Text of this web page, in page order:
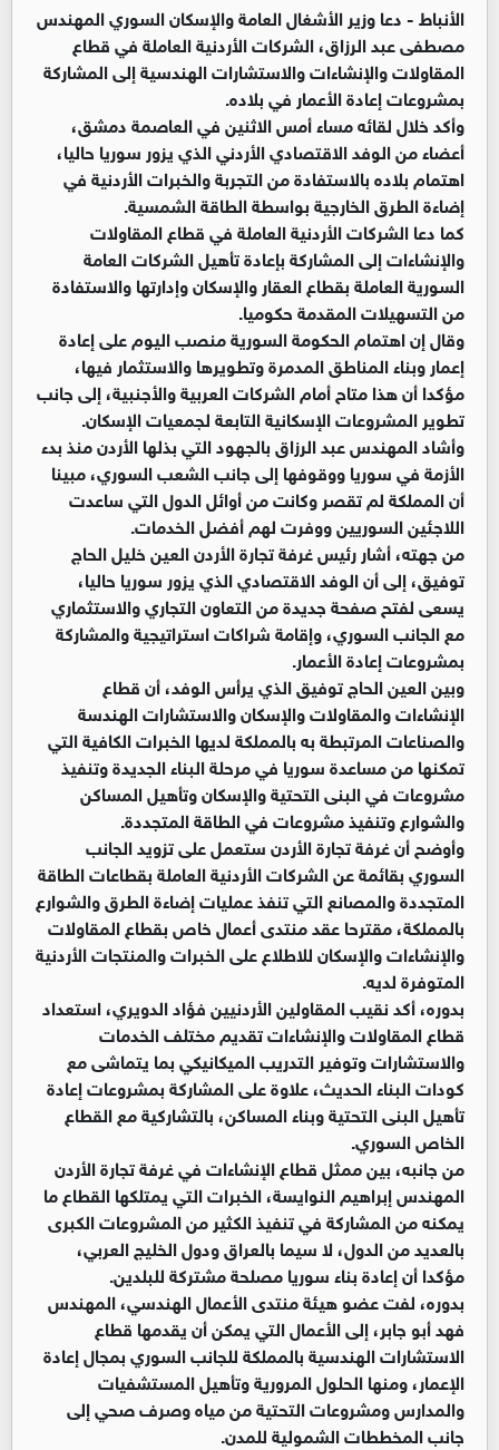
الأنباط -دعا وزير الأشغال العامة والإسكان السوري المهندس
مصطفى عبد الرزاق، الشركات الأردنية العاملة في قطاع
المقاولات والإنشاءات والاستشارات الهندسية إلى المشاركة
بمشروعات إعادة الأعمار في بلاده.
وأكد خلال لقائه مساء أمس الاثنين في العاصمة دمشق،
أعضاء من الوفد الاقتصادي الأردني الذي يزور سوريا حاليا،
اهتمام بلاده بالاستفادة من التجربة والخبرات الأردنية في
إضاءة الطرق الخارجية بواسطة الطاقة الشمسية.
كما دعا الشركات الأردنية العاملة في قطاع المقاولات
والإنشاءات إلى المشاركة بإعادة تأهيل الشركات العامة
السورية العاملة بقطاع العقار والإسكان وإدارتها والاستفادة
من التسهيلات المقدمة حكوميا.
وقال إن اهتمام الحكومة السورية منصب اليوم على إعادة
إعمار وبناء المناطق المدمرة وتطويرها والاستثمار فيها،
مؤكدا أن هذا متاح أمام الشركات العربية والأجنبية، إلى جانب
تطوير المشروعات الإسكانية التابعة لجمعيات الإسكان.
وأشاد المهندس عبد الرزاق بالجهود التي بذلها الأردن منذ بدء
الأزمة في سوريا ووقوفها إلى جانب الشعب السوري، مبينا
أن المملكة لم تقصر وكانت من أوائل الدول التي ساعدت
اللاجئين السوريين ووفرت لهم أفضل الخدمات.
من جهته، أشار رئيس غرفة تجارة الأردن العين خليل الحاج
توفيق، إلى أن الوفد الاقتصادي الذي يزور سوريا حاليا،
يسعى لفتح صفحة جديدة من التعاون التجاري والاستثماري
مع الجانب السوري، وإقامة شراكات استراتيجية والمشاركة
بمشروعات إعادة الأعمار.
وبين العين الحاج توفيق الذي يرأس الوفد، أن قطاع
الإنشاءات والمقاولات والإسكان والاستشارات الهندسة
والصناعات المرتبطة به بالمملكة لديها الخبرات الكافية التي
تمكنها من مساعدة سوريا في مرحلة البناء الجديدة وتنفيذ
مشروعات في البنى التحتية والإسكان وتأهيل المساكن
والشوارع وتنفيذ مشروعات في الطاقة المتجددة.
وأوضح أن غرفة تجارة الأردن ستعمل على تزويد الجانب
السوري بقائمة عن الشركات الأردنية العاملة بقطاعات الطاقة
المتجددة والمصانع التي تنفذ عمليات إضاءة الطرق والشوارع
بالمملكة، مقترحا عقد منتدى أعمال خاص بقطاع المقاولات
والإنشاءات والإسكان للاطلاع على الخبرات والمنتجات الأردنية
المتوفرة لديه.
بدوره، أكد نقيب المقاولين الأردنيين فؤاد الدويري، استعداد
قطاع المقاولات والإنشاءات تقديم مختلف الخدمات
والاستشارات وتوفير التدريب الميكانيكي بما يتماشى مع
كودات البناء الحديث، علاوة على المشاركة بمشروعات إعادة
تأهيل البنى التحتية وبناء المساكن، بالتشاركية مع القطاع
الخاص السوري.
من جانبه، بين ممثل قطاع الإنشاءات في غرفة تجارة الأردن
المهندس إبراهيم النوايسة، الخبرات التي يمتلكها القطاع ما
يمكنه من المشاركة في تنفيذ الكثير من المشروعات الكبرى
بالعديد من الدول، لا سيما بالعراق ودول الخليج العربي،
مؤكدا أن إعادة بناء سوريا مصلحة مشتركة للبلدين.
بدوره، لفت عضو هيئة منتدى الأعمال الهندسي، المهندس
فهد أبو جابر، إلى الأعمال التي يمكن أن يقدمها قطاع
الاستشارات الهندسية بالمملكة للجانب السوري بمجال إعادة
الإعمار، ومنها الحلول المرورية وتأهيل المستشفيات
والمدارس ومشروعات التحتية من مياه وصرف صحي إلى
جانب المخططات الشمولية للمدن.